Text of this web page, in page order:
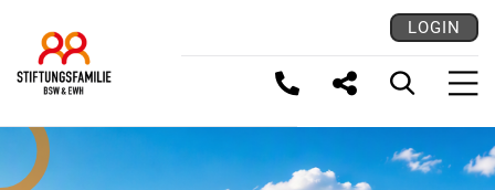
LOGIN
LINK KOPIEREN